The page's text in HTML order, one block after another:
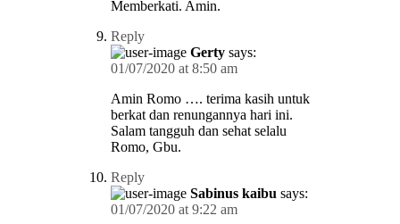
Memberkati. Amin.
Reply
Gerty says:
01/07/2020 at 8:50 am
Amin Romo …. terima kasih untuk
berkat dan renungannya hari ini.
Salam tangguh dan sehat selalu
Romo, Gbu.
Reply
Sabinus kaibu says:
01/07/2020 at 9:22 am